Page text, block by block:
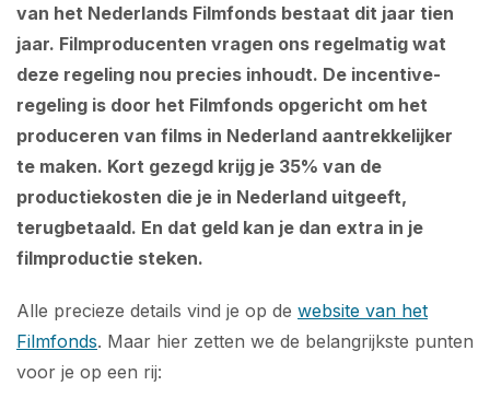
van het Nederlands Filmfonds bestaat dit jaar tien
jaar. Filmproducenten vragen ons regelmatig wat
deze regeling nou precies inhoudt. De incentive-
regeling is door het Filmfonds opgericht om het
produceren van films in Nederland aantrekkelijker
te maken. Kort gezegd krijg je 35% van de
productiekosten die je in Nederland uitgeeft,
terugbetaald. En dat geld kan je dan extra in je
filmproductie steken.
Alle precieze details vind je op de website van het
Filmfonds. Maar hier zetten we de belangrijkste punten
voor je op een rij: